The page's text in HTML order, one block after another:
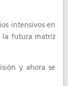
intensivos en
la futura matriz
y ahora se